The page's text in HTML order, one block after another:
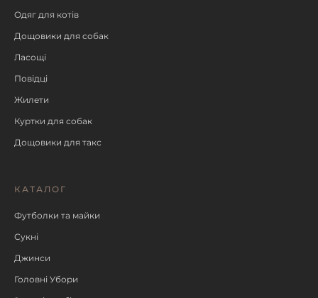
Одяг для котів
Дощовики для собак
Ласощі
Повідці
Жилети
Куртки для собак
Дощовики для такс
КАТАЛОГ
Футболки та майки
Сукні
Джинси
Головні Убори